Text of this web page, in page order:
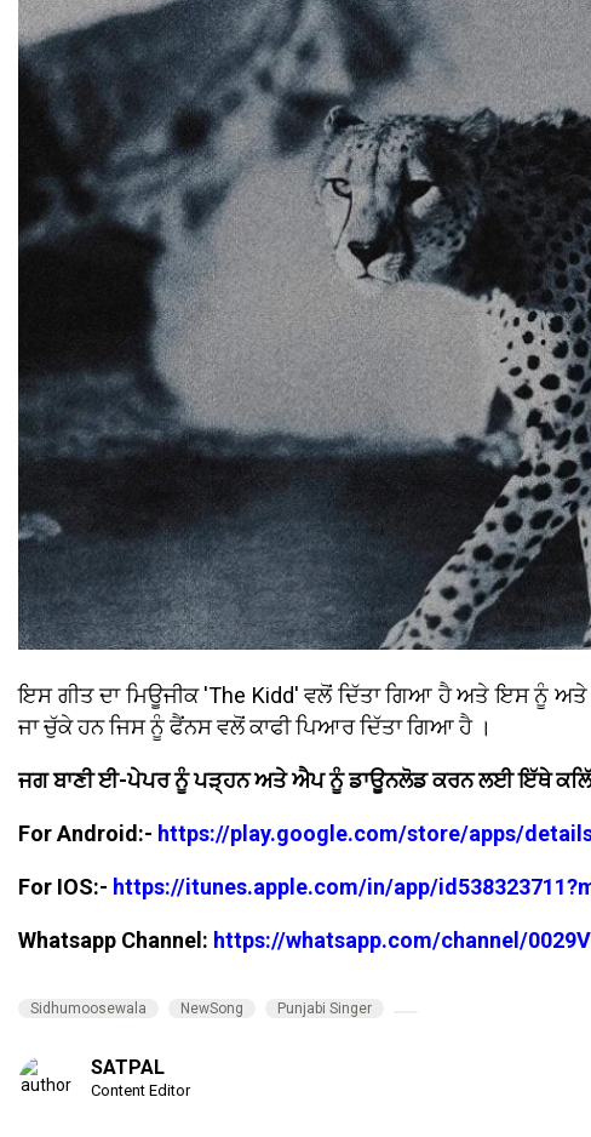
ਇਸ ਗੀਤ ਦਾ ਮਿਊਜੀਕ 'The Kidd' ਵਲੋਂ ਦਿੱਤਾ ਗਿਆ ਹੈ ਅਤੇ ਇਸ ਨੂੰ ਅਤੇ
ਜਾ ਚੁੱਕੇ ਹਨ ਜਿਸ ਨੂੰ ਫੈਂਨਸ ਵਲੋਂ ਕਾਫੀ ਪਿਆਰ ਦਿੱਤਾ ਗਿਆ ਹੈ ।
ਜਗ ਬਾਣੀ ਈ-ਪੇਪਰ ਨੂੰ ਪੜ੍ਹਨ ਅਤੇ ਐਪ ਨੂੰ ਡਾਊਨਲੋਡ ਕਰਨ ਲਈ ਇੱਥੇ
For Android:- https://play.google.com/store/apps/
For IOS:- https://itunes.apple.com/in/app/
Whatsapp Channel: https://whatsapp.com/channel/
Sidhumoosewala NewSong Punjabi Singer
SATPAL
Content Editor